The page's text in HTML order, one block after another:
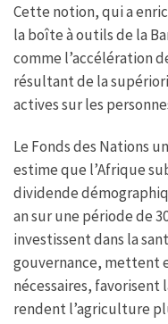
Cette notion, qui a
la boîte à outils de la
comme l’accélération
résultant de la
actives sur les
Le Fonds des Nations
estime que l’Afrique
dividende
an sur une période de
investissent dans la
gouvernance, mettent
nécessaires, favorisent
rendent l’agriculture